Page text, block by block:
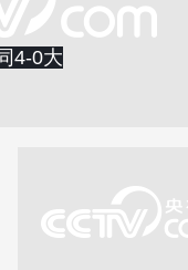
4-0大